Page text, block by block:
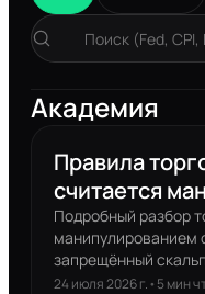
Академия
Правила
считается
сделками?
Подробный разбор
манипулированием
запрещённый
аккаунтами,
24 июля 2026 г.• 5мин